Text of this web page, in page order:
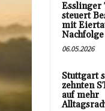
Esslinger
steuert
mit
Nachfolge
06.05.2026
Stuttgart
zehnten
auf mehr